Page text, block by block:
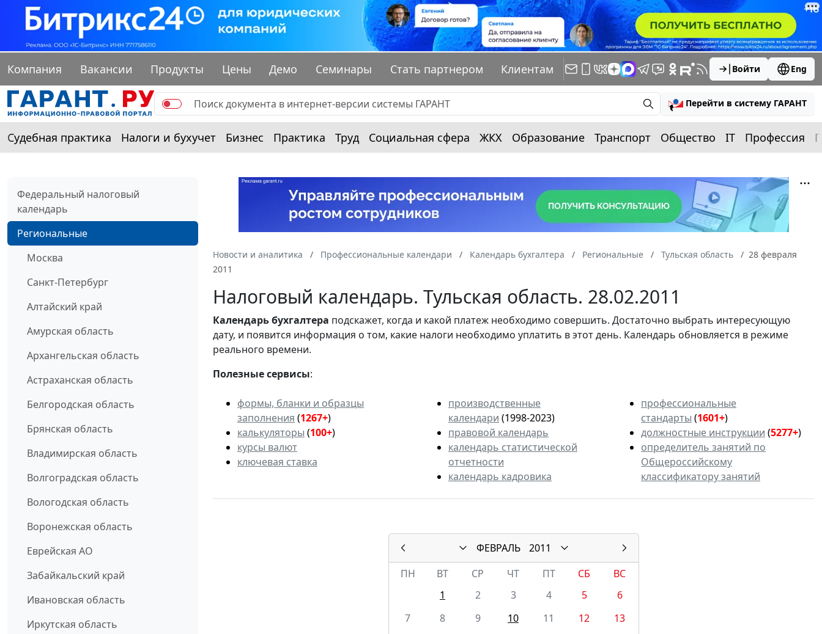
Компания Вакансии Продукты Цены Демо Семинары Стать партнером Клиентам Войти Eng
Перейти в систему ГАРАНТ
Судебная практика Налоги и бухучет Бизнес Практика Труд Социальная сфера ЖКХ Образование Транспорт Общество IT Профессия
Федеральный налоговый
календарь
Региональные
Москва
Санкт-Петербург
Алтайский край
Амурская область
Архангельская область
Астраханская область
Белгородская область
Брянская область
Владимирская область
Волгоградская область
Вологодская область
Воронежская область
Еврейская АО
Забайкальский край
Ивановская область
Иркутская область
Новости и аналитика Профессиональные календари Календарь бухгалтера Региональные Тульская область
28 февраля
2011
Налоговый календарь. Тульская область. 28.02.2011
Календарьбухгалтера подскажет, когда и какой платеж необходимо совершить. Достаточно выбрать интересующую
дату, и появится информация о том, какие налоги необходимо уплатить в этот день. Календарь обновляется в режиме
реального времени.
Полезные сервисы:
формы, бланки и образцы
заполнения (1267+)
калькуляторы (100+)
курсы валют
ключевая ставка
производственные
календари (1998-2023)
правовой календарь
календарь статистической
отчетности
календарь кадровика
профессиональные
стандарты (1601+)
должностные инструкции (5277+)
определитель занятий по
Общероссийскому
классификатору занятий
ФЕВРАЛЬ
2011
ПН
ВТ СР ЧТ ПТ СБ
ВС
1
2 3 4 5
6
7
8 9 10 11 12
13